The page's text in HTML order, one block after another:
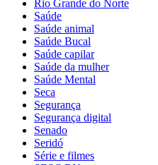
Rio Grande do Norte
Saúde
Saúde animal
Saúde Bucal
Saúde capilar
Saúde da mulher
Saúde Mental
Seca
Segurança
Segurança digital
Senado
Seridó
Série e filmes